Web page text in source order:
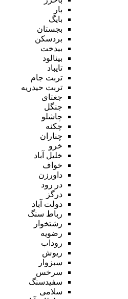
بار
بایگ
بجستان
بردسکن
بیدخت
بینالود
تایباد
تربت جام
تربت حیدریه
جغتای
جنگل
چاشلو
چکنه
چناران
خرو
خلیل آباد
خواف
داورزن
در رود
درگز
دولت آباد
رباط سنگ
رشتخوار
رضویه
روداب
ریوش
سبزوار
سرخس
سفیدسنگ
سلامی